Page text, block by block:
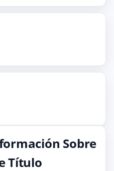
Sobre
Título